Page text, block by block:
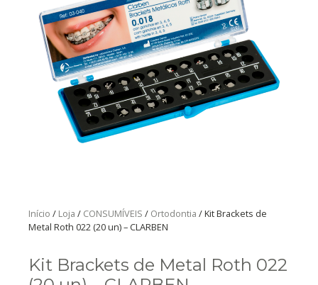
Início / Loja / CONSUMÍVEIS / Ortodontia / Kit Brackets de
Metal Roth 022 (20 un) – CLARBEN
Kit Brackets de Metal Roth 022